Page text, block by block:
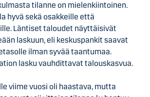
tilanne on mielenkiintoinen.
hyvä sekä osakkeille että
Läntiset taloudet näyttäisivät
laskuun, eli keskuspankit saavat
ilman syvää taantumaa.
lasku vauhdittavat talouskasvua.
viime vuosi oli haastava, mutta